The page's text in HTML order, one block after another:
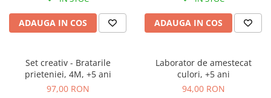
ADAUGA IN COS ADAUGA IN COS
Set creativ - Bratarile
prieteniei, 4M, +5 ani
97,00 RON
Laborator de amestecat
culori, +5 ani
94,00 RON